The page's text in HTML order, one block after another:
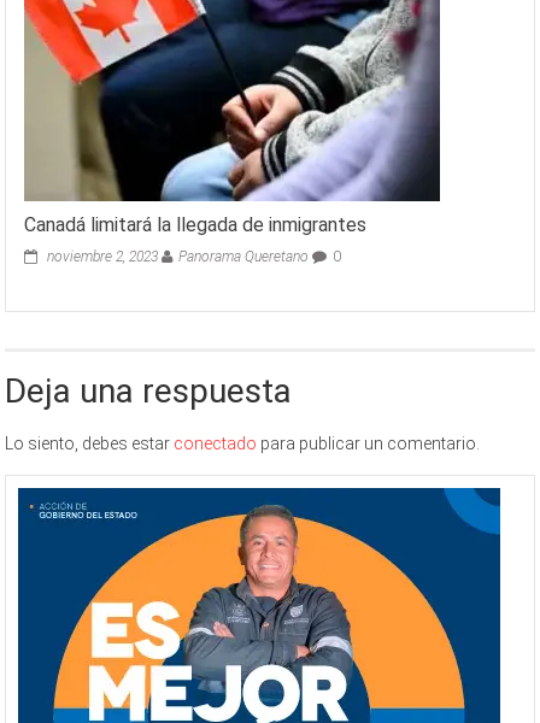
Canadá limitará la llegada de inmigrantes
noviembre 2, 2023 Panorama Queretano 0
Deja una respuesta
Lo siento, debes estar conectado para publicar un comentario.